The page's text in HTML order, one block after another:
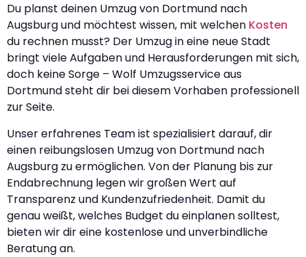
Du planst deinen Umzug von Dortmund nach
Augsburg und möchtest wissen, mit welchen Kosten
du rechnen musst? Der Umzug in eine neue Stadt
bringt viele Aufgaben und Herausforderungen mit sich,
doch keine Sorge – Wolf Umzugsservice aus
Dortmund steht dir bei diesem Vorhaben professionell
zur Seite.
Unser erfahrenes Team ist spezialisiert darauf, dir
einen reibungslosen Umzug von Dortmund nach
Augsburg zu ermöglichen. Von der Planung bis zur
Endabrechnung legen wir großen Wert auf
Transparenz und Kundenzufriedenheit. Damit du
genau weißt, welches Budget du einplanen solltest,
bieten wir dir eine kostenlose und unverbindliche
Beratung an.